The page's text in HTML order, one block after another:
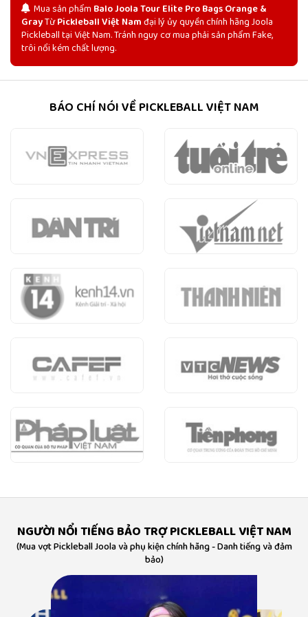
Mua sản phẩm Balo Joola Tour Elite Pro Bags Orange &
GrayTừPickleball Việt Namđại lý ủy quyền chính hãng Joola
Pickleball tại Việt Nam. Tránh nguy cơ mua phải sản phẩm Fake,
trôi nổi kém chất lượng.
BÁO CHÍ NÓI VỀ PICKLEBALL VIỆT NAM
NGƯỜI NỔI TIẾNG BẢO TRỢ PICKLEBALL VIỆT NAM
(Mua vợt Pickleball Joola và phụ kiện chính hãng - Danh tiếng và đảm
bảo)